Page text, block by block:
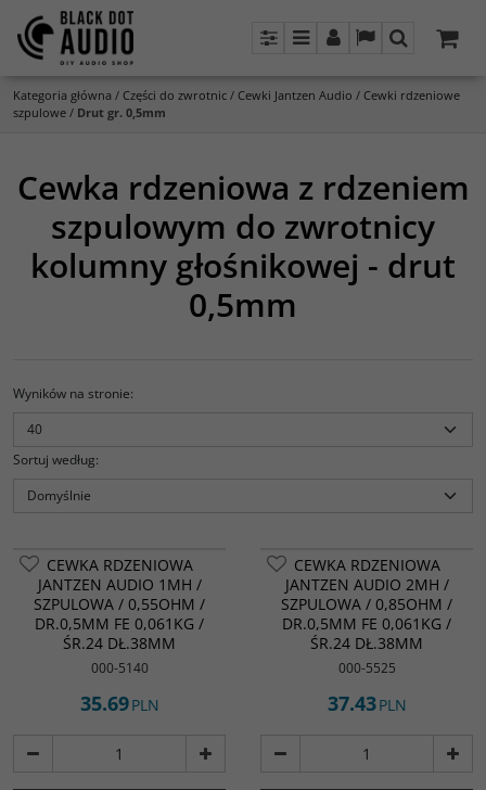
PanelMenuPanel LangSzukaj
Kategoria główna / Części do zwrotnic / Cewki Jantzen Audio / Cewki rdzeniowe
szpulowe / Drut gr. 0,5mm
Cewka rdzeniowa z rdzeniem
szpulowym do zwrotnicy
kolumny głośnikowej - drut
0,5mm
Wyników na stronie:
Sortuj według:
CEWKA RDZENIOWA
JANTZEN AUDIO 1MH /
SZPULOWA / 0,55OHM /
DR.0,5MM FE 0,061KG /
ŚR.24 DŁ.38MM
000-5140
35.69PLN
CEWKA RDZENIOWA
JANTZEN AUDIO 2MH /
SZPULOWA / 0,85OHM /
DR.0,5MM FE 0,061KG /
ŚR.24 DŁ.38MM
000-5525
37.43PLN